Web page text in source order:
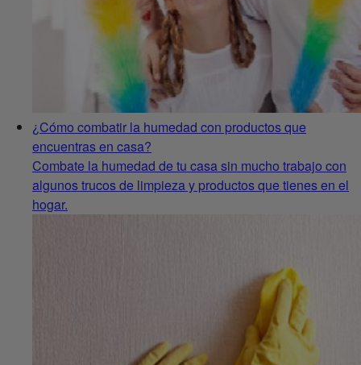
¿Cómo combatir la humedad con productos que
encuentras en casa?
Combate la humedad de tu casa sin mucho trabajo con
algunos trucos de limpieza y productos que tienes en el
hogar.